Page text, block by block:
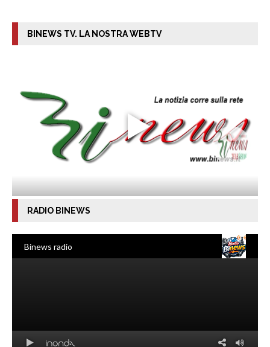
BINEWS TV. LA NOSTRA WEBTV
RADIO BINEWS